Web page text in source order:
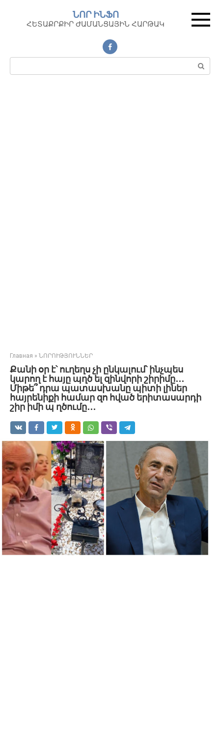
контенту
ՆՈՐ ԻՆՖՈ
ՀԵՏԱՔՐՔԻՐ ԺԱՄԱՆՑԱՅԻՆ ՀԱՐԹԱԿ
Поиск:
Главная » ՆՈՐՈՒԹՅՈՒՆՆԵՐ
Քանի օր է՝ ուղեղս չի ընկալում՝ ինչպես
կարող է հայը պղծ ել զինվորի շիրիմը․․․
Միթե՞ դրա պատասխանը պիտի լիներ
հայրենիքի համար զո հված երիտասարդի
շիր իմի պ ղծումը․․․